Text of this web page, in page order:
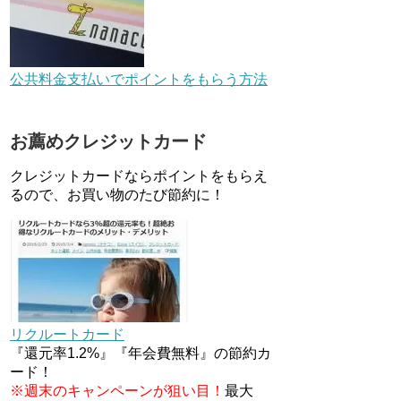
た。
au Pay等に等価交換できる「え
トとミニストップで登場！
JCBカードWでApple Pay追加
る方法
住信SBIネット銀行のデビット
カードPoint＋で最大2%還元！
V NEOバンクデビットとどっち
が良い？条件などまとめ
マイナンバーカードの点字って
いる？デメリット3つ
公共料金支払いでポイントをもらう方法
お薦めクレジットカード
クレジットカードならポイントをもらえ
るので、お買い物のたび節約に！
リクルートカード
『還元率1.2%』『年会費無料』の節約カ
ード！
※週末のキャンペーンが狙い目！ 最大